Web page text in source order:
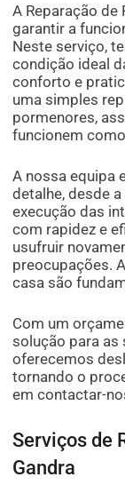
A Reparação de
garantir a
Neste serviço,
condição ideal
conforto e
uma simples
pormenores,
funcionem
A nossa equipa
detalhe, desde
execução das
com rapidez e
usufruir
preocupações.
casa são
Com um
solução para as
oferecemos
tornando o
em contactar-
Serviços de
Gandra